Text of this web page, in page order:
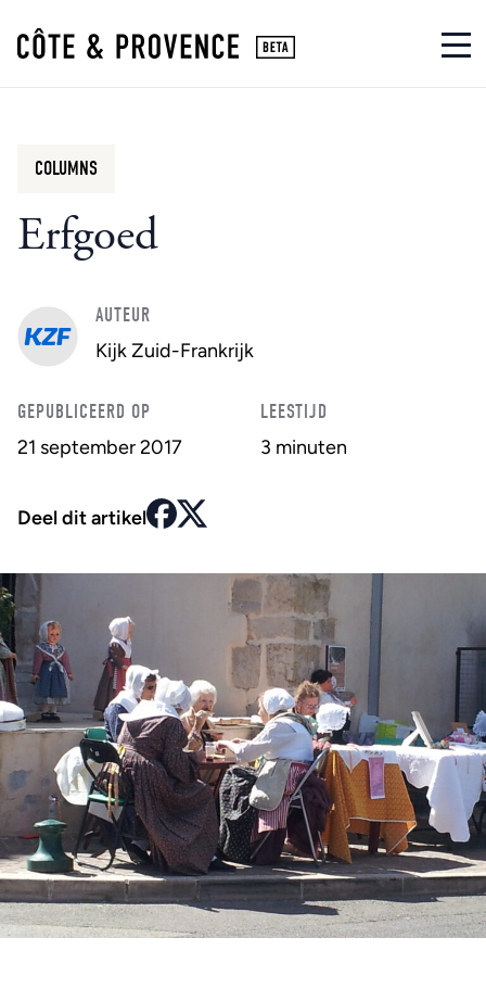
Erfgoed
COLUMNS
AUTEUR
Kijk Zuid-Frankrijk
GEPUBLICEERD OP
21 september 2017
LEESTIJD
3 minuten
Deel dit artikel